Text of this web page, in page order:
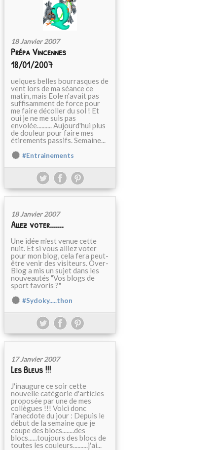
18 Janvier 2007
Prépa Vincennes
18/01/2007
uelques belles bourrasques de
vent lors de ma séance ce
matin, mais Eole n'avait pas
suffisamment de force pour
me faire décoller du sol ! Et
oui je ne me suis pas
envolée.......... Aujourd'hui plus
de douleur pour faire mes
étirements passifs. Semaine...
#Entrainements
18 Janvier 2007
Allez voter.......
Une idée m'est venue cette
nuit. Et si vous alliez voter
pour mon blog, cela fera peut-
être venir des visiteurs. Over-
Blog a mis un sujet dans les
nouveautés "Vos blogs de
sport favoris ?"
#Sydoky.....thon
17 Janvier 2007
Les Bleus !!!
J'inaugure ce soir cette
nouvelle catégorie d'articles
proposée par une de mes
collègues !!! Voici donc
l'anecdote du jour : Depuis le
début de la semaine que je
coupe des blocs........des
blocs......toujours des blocs de
toutes les couleurs..........j'ai...